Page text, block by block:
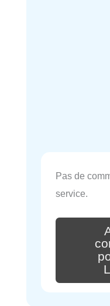
Pas de
service.